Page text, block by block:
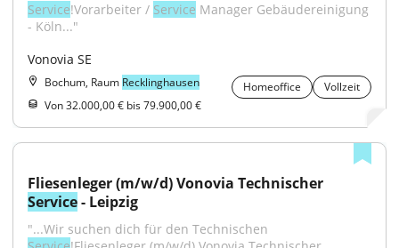
Service!Vorarbeiter / Service Manager Gebäudereinigung
- Köln..."
Vonovia SE
Bochum, Raum Recklinghausen Homeoffice
Vollzeit
Von 32.000,00 € bis 79.900,00 €
Service - Leipzig